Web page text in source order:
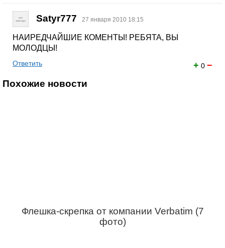
Satyr777 27 января 2010 18:15
НАИРЕДЧАЙШИЕ КОМЕНТЫ! РЕБЯТА, ВЫ
МОЛОДЦЫ!
+ 0 −
Ответить
Похожие новости
Флешка-скрепка от компании Verbatim (7
фото)